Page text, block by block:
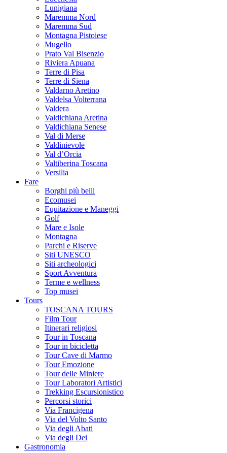
Lunigiana
Maremma Nord
Maremma Sud
Montagna Pistoiese
Mugello
Prato Val Bisenzio
Riviera Apuana
Terre di Pisa
Terre di Siena
Valdarno Aretino
Valdelsa Volterrana
Valdera
Valdichiana Aretina
Valdichiana Senese
Val di Merse
Valdinievole
Val d’Orcia
Valtiberina Toscana
Versilia
Fare
Borghi più belli
Ecomusei
Equitazione e Maneggi
Golf
Mare e Isole
Montagna
Parchi e Riserve
Siti UNESCO
Siti archeologici
Sport Avventura
Terme e wellness
Top musei
Tours
TOSCANA TOURS
Film Tour
Itinerari religiosi
Tour in Toscana
Tour in bicicletta
Tour Cave di Marmo
Tour Emozione
Tour delle Miniere
Tour Laboratori Artistici
Trekking Escursionistico
Percorsi storici
Via Francigena
Via del Volto Santo
Via degli Abati
Via degli Dei
Gastronomia